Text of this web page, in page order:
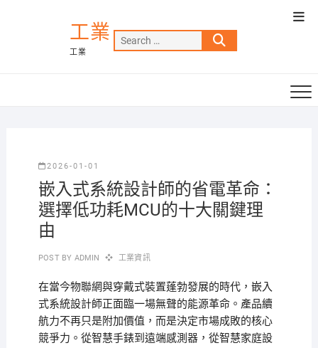
工業
工業
Search
…
2026-01-01
嵌入式系統設計師的省電革命：
選擇低功耗MCU的十大關鍵理
由
POST BY ADMIN 工業資訊
在當今物聯網與穿戴式裝置蓬勃發展的時代，嵌入
式系統設計師正面臨一場無聲的能源革命。產品續
航力不再只是附加價值，而是決定市場成敗的核心
競爭力。從智慧手錶到遠端感測器，從智慧家庭設